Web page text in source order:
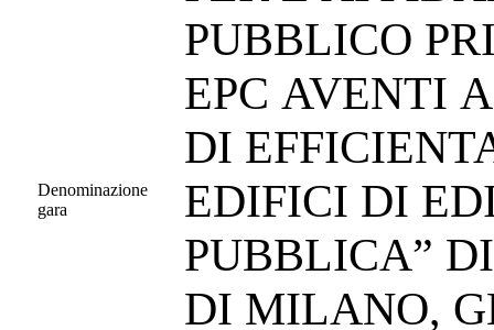
Denominazione
gara
PUBBLICO
EPC AVENTI
DI
EDIFICI DI
PUBBLICA”
DI MILANO,